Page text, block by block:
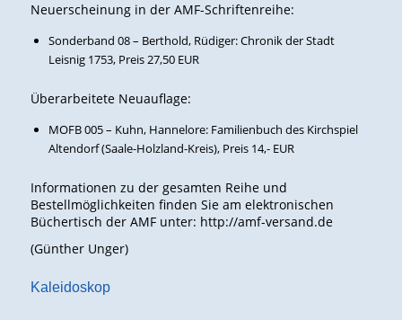
Neuerscheinung in der AMF-Schriftenreihe:
Sonderband 08 – Berthold, Rüdiger: Chronik der Stadt
Leisnig 1753, Preis 27,50 EUR
Überarbeitete Neuauflage:
MOFB 005 – Kuhn, Hannelore: Familienbuch des Kirchspiel
Altendorf (Saale-Holzland-Kreis), Preis 14,- EUR
Informationen zu der gesamten Reihe und
Bestellmöglichkeiten finden Sie am elektronischen
Büchertisch der AMF unter: http://amf-versand.de
(Günther Unger)
Kaleidoskop